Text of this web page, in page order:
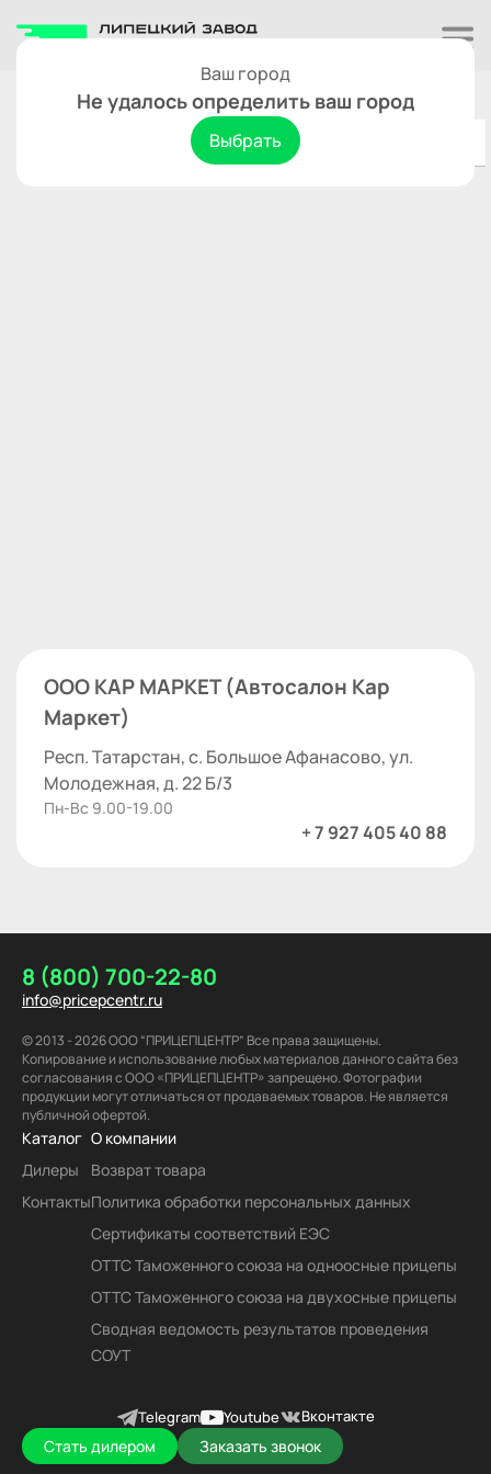
Ваш город
Не удалось определить ваш город
Выбрать
село Большое Афанасово Сбросить
ООО КАР МАРКЕТ (Автосалон Кар
Маркет)
Респ. Татарстан, с. Большое Афанасово, ул.
Молодежная, д. 22 Б/3
Пн-Вс 9.00-19.00
+ 7 927 405 40 88
8 (800) 700-22-80
info@pricepcentr.ru
© 2013 - 2026 ООО “ПРИЦЕПЦЕНТР” Все права защищены.
Копирование и использование любых материалов данного сайта без
согласования с ООО «ПРИЦЕПЦЕНТР» запрещено. Фотографии
продукции могут отличаться от продаваемых товаров. Не является
публичной офертой.
Каталог
Дилеры
Контакты
О компании
Возврат товара
Политика обработки персональных данных
Сертификаты соответствий ЕЭС
ОТТС Таможенного союза на одноосные прицепы
ОТТС Таможенного союза на двухосные прицепы
Сводная ведомость результатов проведения
СОУТ
Telegram Youtube Вконтакте
Стать дилером Заказать звонок